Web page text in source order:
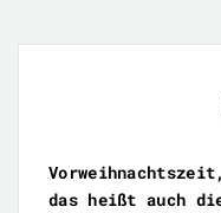
das heißt auch